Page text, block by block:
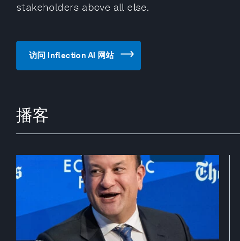
stakeholders above all else.
访问 Inflection AI 网站
播客